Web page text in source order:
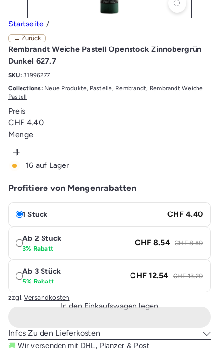
Startseite
← Zurück
Rembrandt Weiche Pastell Openstock Zinnobergrün
Dunkel 627.7
SKU: 31996277
Collections: Neue Produkte, Pastelle, Rembrandt, Rembrandt Weiche
Pastell
Preis
Normaler
Preis
CHF 4.40
Menge
16 auf Lager
Profitiere von Mengenrabatten
1 Stück CHF 4.40
Ab 2 Stück
3% Rabatt
CHF 8.54 CHF 8.80
Ab 3 Stück
5% Rabatt
CHF 12.54 CHF 13.20
zzgl.Versandkosten
In den Einkaufswagen legen
Infos Zu den Lieferkosten
🚚 Wir versenden mit DHL, Planzer & Post